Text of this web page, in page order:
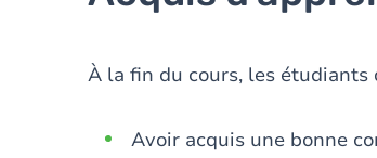
À la fin du cours, les étudiants
Avoir acquis une bonne